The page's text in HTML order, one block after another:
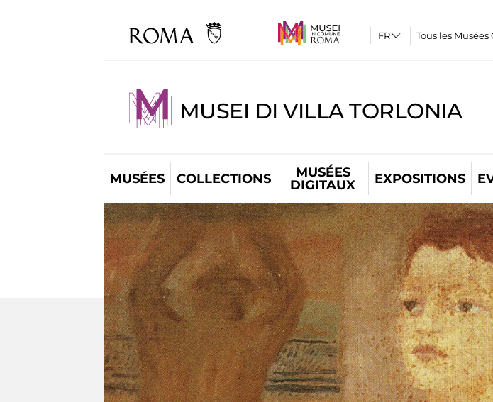
Tous les
MUSEI DI VILLA TORLONIA
MUSÉES COLLECTIONS
MUSÉES
DIGITAUX
EXPOSITIONS